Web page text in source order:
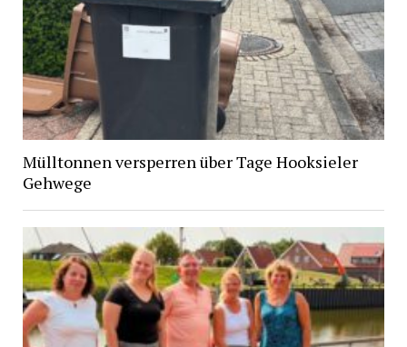
Mülltonnen versperren über Tage Hooksieler
Gehwege